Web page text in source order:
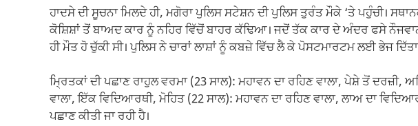
ਹਾਦਸੇ ਦੀ ਸੂਚਨਾ ਮਿਲਦੇ ਹੀ, ਮਗੋਰਾ ਪੁਲਿਸ ਸਟੇਸ਼ਨ ਦੀ ਪੁਲਿਸ ਤੁਰੰਤ ਮੌਕੇ ‘ਤੇ ਪਹੁੰਚੀ।
ਕੋਸ਼ਿਸ਼ਾਂ ਤੋਂ ਬਾਅਦ ਕਾਰ ਨੂੰ ਨਹਿਰ ਵਿੱਚੋਂ ਬਾਹਰ ਕੱਢਿਆ। ਜਦੋਂ ਤੱਕ ਕਾਰ ਦੇ ਅੰਦਰ ਫਸੇ
ਹੀ ਮੌਤ ਹੋ ਚੁੱਕੀ ਸੀ। ਪੁਲਿਸ ਨੇ ਚਾਰਾਂ ਲਾਸ਼ਾਂ ਨੂੰ ਕਬਜ਼ੇ ਵਿੱਚ ਲੈ ਕੇ ਪੋਸਟਮਾਰਟਮ ਲਈ ਭੇਜ ਦਿੱਤਾ
ਮ੍ਰਿਤਕਾਂ ਦੀ ਪਛਾਣ ਰਾਹੁਲ ਵਰਮਾ (23 ਸਾਲ): ਮਹਾਵਨ ਦਾ ਰਹਿਣ ਵਾਲਾ, ਪੇਸ਼ੇ ਤੋਂ ਦਰਜ਼ੀ,
ਵਾਲਾ, ਇੱਕ ਵਿਦਿਆਰਥੀ, ਮੋਹਿਤ (22 ਸਾਲ): ਮਹਾਵਨ ਦਾ ਰਹਿਣ ਵਾਲਾ, ਲਾਅ ਦਾ
ਪਛਾਣ ਕੀਤੀ ਜਾ ਰਹੀ ਹੈ।